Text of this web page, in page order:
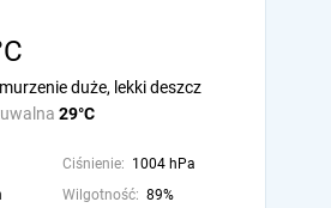
29°C
duże, lekki deszcz
Ciśnienie: 1004 hPa
Wilgotność: 89%